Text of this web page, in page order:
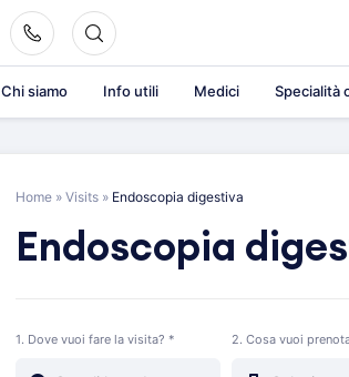
Chi siamo Info utili Medici Specialità
Home » Visits » Endoscopia digestiva
Endoscopia
1. Dove vuoi fare la visita? * 2. Cosa vuoi